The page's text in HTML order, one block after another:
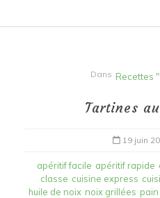
Dans Recettes
Tartines
19 juin
apéritif facile apéritif rapide
classe cuisine express
huile de noix noix grillées